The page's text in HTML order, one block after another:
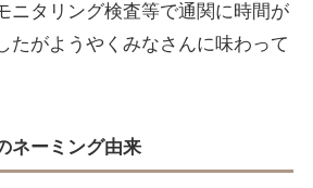
ニタリング検査等で通関に時間が
たがようやくみなさんに味わって
ネーミング由来